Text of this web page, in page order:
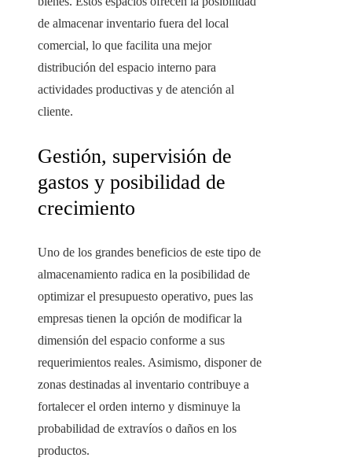
de almacenar inventario fuera del local
comercial, lo que facilita una mejor
distribución del espacio interno para
actividades productivas y de atención al
cliente.
Gestión, supervisión de
gastos y posibilidad de
crecimiento
Uno de los grandes beneficios de este tipo de
almacenamiento radica en la posibilidad de
optimizar el presupuesto operativo, pues las
empresas tienen la opción de modificar la
dimensión del espacio conforme a sus
requerimientos reales. Asimismo, disponer de
zonas destinadas al inventario contribuye a
fortalecer el orden interno y disminuye la
probabilidad de extravíos o daños en los
productos.